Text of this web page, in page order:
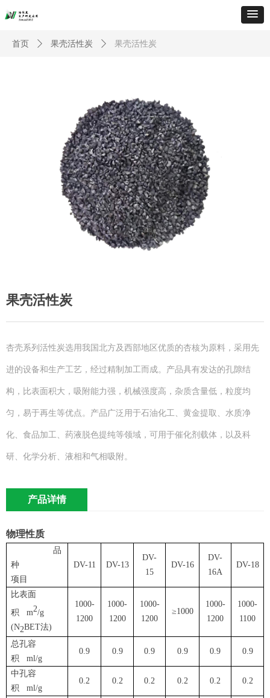
果壳活性炭
杏壳系列活性炭选用我国北方及西部地区优质的杏核为原料，采用先
进的设备和生产工艺，经过精制加工而成。产品具有发达的孔隙结
构，比表面积大，吸附能力强，机械强度高，杂质含量低，粒度均
匀，易于再生等优点。产品广泛用于石油化工、黄金提取、水质净
化、食品加工、药液脱色提纯等领域，可用于催化剂载体，以及科
研、化学分析、液相和气相吸附。
物理性质
品
种
项目
DV-11 DV-13
DV-
15
DV-16
DV-
16A
DV-18
比表面
积 m2/g
(N2BET法)
1000-
1200
1000-
1200
1000-
1200
≥1000
1000-
1200
1000-
1100
总孔容
积 ml/g
0.9 0.9 0.9 0.9 0.9 0.9
中孔容
积 ml/g
0.2 0.2 0.2 0.2 0.2 0.2
首页 ꄲ 果壳活性炭 ꄲ 果壳活性炭
产品详情